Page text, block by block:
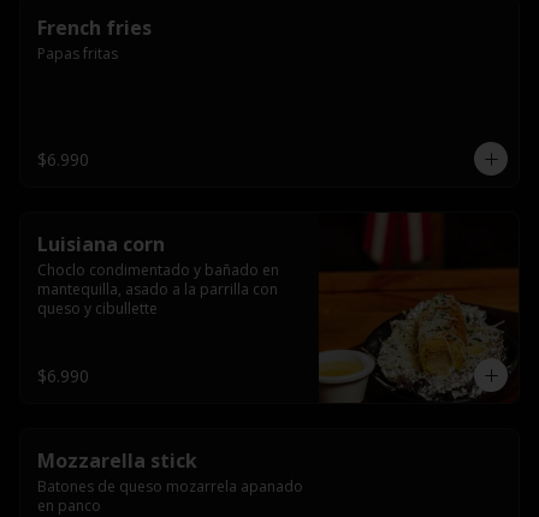
French fries
Papas fritas
$6.990
Luisiana corn
Choclo condimentado y bañado en
mantequilla, asado a la parrilla con
queso y cibullette
$6.990
Mozzarella stick
Batones de queso mozarrela apanado
en panco